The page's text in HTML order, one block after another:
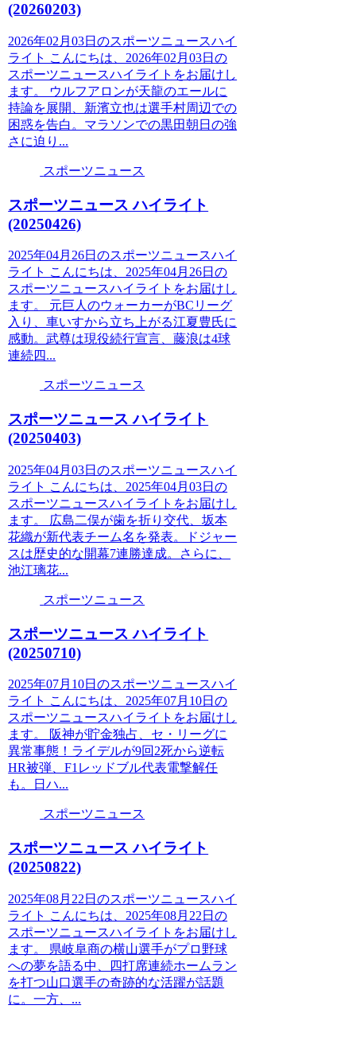
(20260203)
2026年02月03日のスポーツニュースハイ
ライト こんにちは、2026年02月03日の
スポーツニュースハイライトをお届けし
ます。 ウルフアロンが天龍のエールに
持論を展開、新濱立也は選手村周辺での
困惑を告白。マラソンでの黒田朝日の強
さに迫り...
スポーツニュース
スポーツニュース ハイライト
(20250426)
2025年04月26日のスポーツニュースハイ
ライト こんにちは、2025年04月26日の
スポーツニュースハイライトをお届けし
ます。 元巨人のウォーカーがBCリーグ
入り、車いすから立ち上がる江夏豊氏に
感動。武尊は現役続行宣言、藤浪は4球
連続四...
スポーツニュース
スポーツニュース ハイライト
(20250403)
2025年04月03日のスポーツニュースハイ
ライト こんにちは、2025年04月03日の
スポーツニュースハイライトをお届けし
ます。 広島二俣が歯を折り交代、坂本
花織が新代表チーム名を発表。ドジャー
スは歴史的な開幕7連勝達成。さらに、
池江璃花...
スポーツニュース
スポーツニュース ハイライト
(20250710)
2025年07月10日のスポーツニュースハイ
ライト こんにちは、2025年07月10日の
スポーツニュースハイライトをお届けし
ます。 阪神が貯金独占、セ・リーグに
異常事態！ライデルが9回2死から逆転
HR被弾、F1レッドブル代表電撃解任
も。日ハ...
スポーツニュース
スポーツニュース ハイライト
(20250822)
2025年08月22日のスポーツニュースハイ
ライト こんにちは、2025年08月22日の
スポーツニュースハイライトをお届けし
ます。 県岐阜商の横山選手がプロ野球
への夢を語る中、四打席連続ホームラン
を打つ山口選手の奇跡的な活躍が話題
に。一方、...